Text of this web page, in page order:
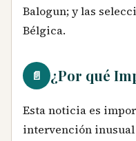
Balogun; y las
Bélgica.
📄 ¿Por qué
Esta noticia es
intervención